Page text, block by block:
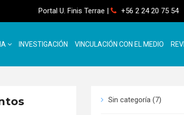
Portal U. Finis Terrae | +56 2 24 20 75 54
INVESTIGACIÓN VINCULACIÓN CON EL MEDIO
Sin categoría (7)